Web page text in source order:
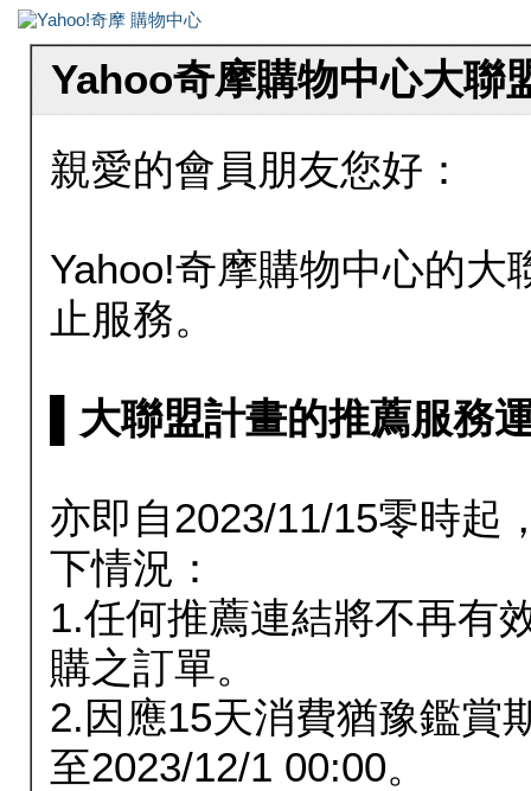
Yahoo奇摩購物中心大聯
親愛的會員朋友您好：
Yahoo!奇摩購物中心的大
止服務。
▌大聯盟計畫的推薦服務
亦即自2023/11/15零時起
下情況：
1.任何推薦連結將不再有
購之訂單。
2.因應15天消費猶豫鑑賞
至2023/12/1 00:00。